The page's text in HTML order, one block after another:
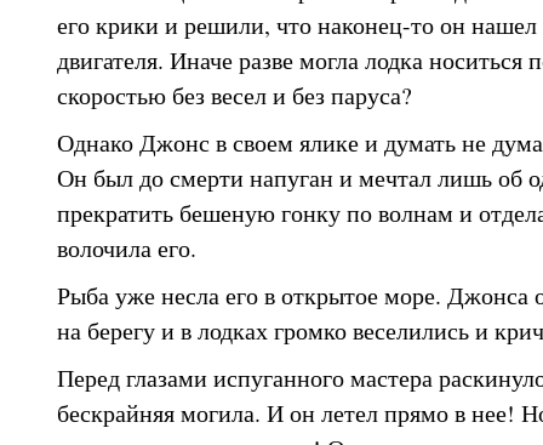
его крики и решили, что наконец-то он нашел
двигателя. Иначе разве могла лодка носиться
скоростью без весел и без паруса?
Однако Джонс в своем ялике и думать не
Он был до смерти напуган и мечтал лишь об
прекратить бешеную гонку по волнам и
волочила его.
Рыба уже несла его в открытое море. Джонса
на берегу и в лодках громко веселились и
Перед глазами испуганного мастера
бескрайняя могила. И он летел прямо в нее!